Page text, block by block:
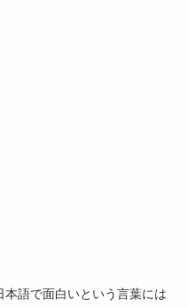
語で面白いという言葉には